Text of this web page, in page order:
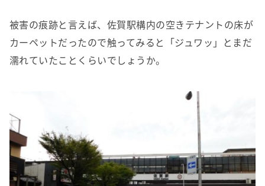
被害の痕跡と言えば、佐賀駅構内の空きテナントの床が
カーペットだったので触ってみると「ジュワッ」とまだ
濡れていたことくらいでしょうか。